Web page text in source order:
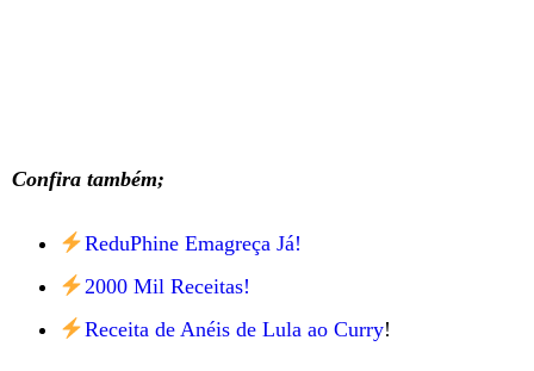
Confira também;
ReduPhine Emagreça Já!
2000 Mil Receitas!
Receita de Anéis de Lula ao Curry!